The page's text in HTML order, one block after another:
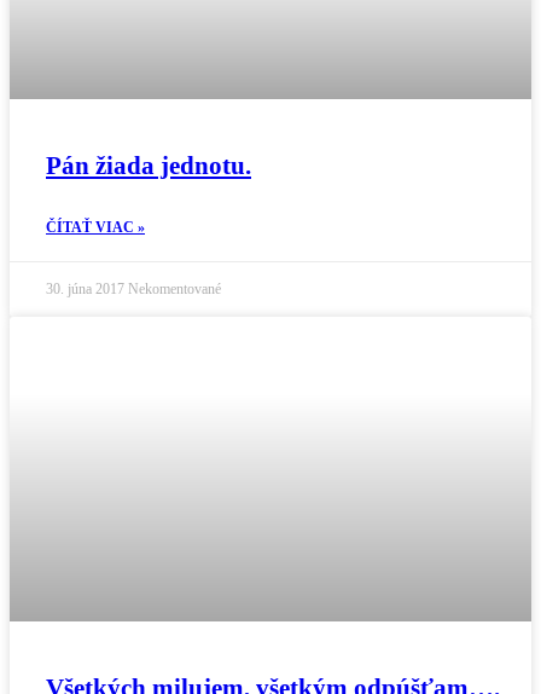
Pán žiada jednotu.
ČÍTAŤ VIAC »
30. júna 2017 Nekomentované
Všetkých milujem, všetkým odpúšťam….